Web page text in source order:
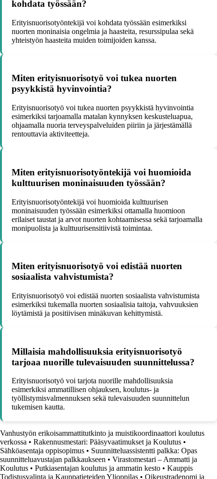
kohdata työssään?
Erityisnuorisotyöntekijä voi kohdata työssään esimerkiksi
nuorten moninaisia ongelmia ja haasteita, resurssipulaa sekä
yhteistyön haasteita muiden toimijoiden kanssa.
Miten erityisnuorisotyö voi tukea nuorten
psyykkistä hyvinvointia?
Erityisnuorisotyö voi tukea nuorten psyykkistä hyvinvointia
esimerkiksi tarjoamalla matalan kynnyksen keskusteluapua,
ohjaamalla nuoria terveyspalveluiden piiriin ja järjestämällä
rentouttavia aktiviteetteja.
Miten erityisnuorisotyöntekijä voi huomioida
kulttuurisen moninaisuuden työssään?
Erityisnuorisotyöntekijä voi huomioida kulttuurisen
moninaisuuden työssään esimerkiksi ottamalla huomioon
erilaiset taustat ja arvot nuorten kohtaamisessa sekä tarjoamalla
monipuolista ja kulttuurisensitiivistä toimintaa.
Miten erityisnuorisotyö voi edistää nuorten
sosiaalista vahvistumista?
Erityisnuorisotyö voi edistää nuorten sosiaalista vahvistumista
esimerkiksi tukemalla nuorten sosiaalisia taitoja, vahvuuksien
löytämistä ja positiivisen minäkuvan kehittymistä.
Millaisia mahdollisuuksia erityisnuorisotyö
tarjoaa nuorille tulevaisuuden suunnittelussa?
Erityisnuorisotyö voi tarjota nuorille mahdollisuuksia
esimerkiksi ammatillisen ohjauksen, koulutus- ja
työllistymisvalmennuksen sekä tulevaisuuden suunnittelun
tukemisen kautta.
Vanhustyön erikoisammattitutkinto ja muistikoordinaattori koulutus
verkossa • Rakennusmestari: Pääsyvaatimukset ja Koulutus •
Sähköasentaja oppisopimus • Suunnitteluassistentti palkka: Opas
suunnitteluavustajan palkkaukseen • Virastomestari – Ammatti ja
Koulutus • Putkiasentajan koulutus ja ammatin kesto • Kauppis
Todistusvalinta ja Kauppatieteiden Ylioppilas • Oikeustradenomi ja